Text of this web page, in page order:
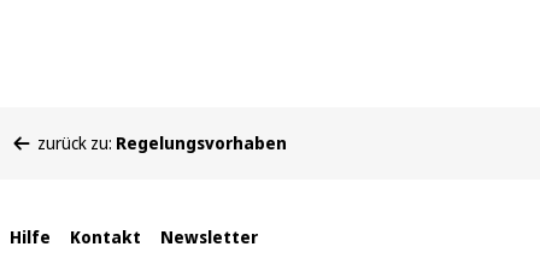
befinden
zurück zu: Regelungsvorhaben
Interne
Hilfe Kontakt Newsletter